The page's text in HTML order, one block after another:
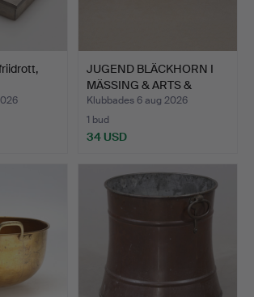
JUGEND BLÄCKHORN I
MÄSSING & ARTS &
CRAFTS…
Klubbades 6 aug 2026
1 bud
34 USD